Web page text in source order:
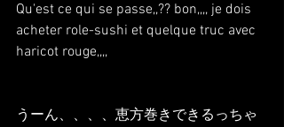
Qu'est ce qui se passe,,?? bon,,,, je dois
acheter role-sushi et quelque truc avec
haricot rouge,,,,
うーん、、、、恵方巻きできるっちゃ